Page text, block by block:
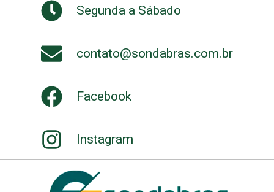
Segunda a Sábado
contato@sondabras.com.br
Facebook
Instagram